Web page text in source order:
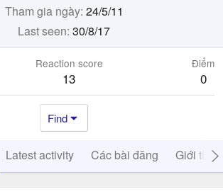
Tham gia ngày 24/5/11
Last seen 30/8/17
Reaction score
13
Điểm
0
Find
Latest activity Các bài đăng Giới thiệu